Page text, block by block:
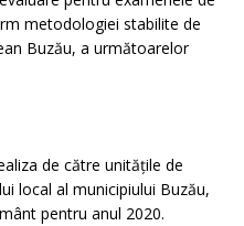
metodologiei stabilite de
Buzău, a următoarelor
de către unitățile de
local al municipiului Buzău,
pentru anul 2020.